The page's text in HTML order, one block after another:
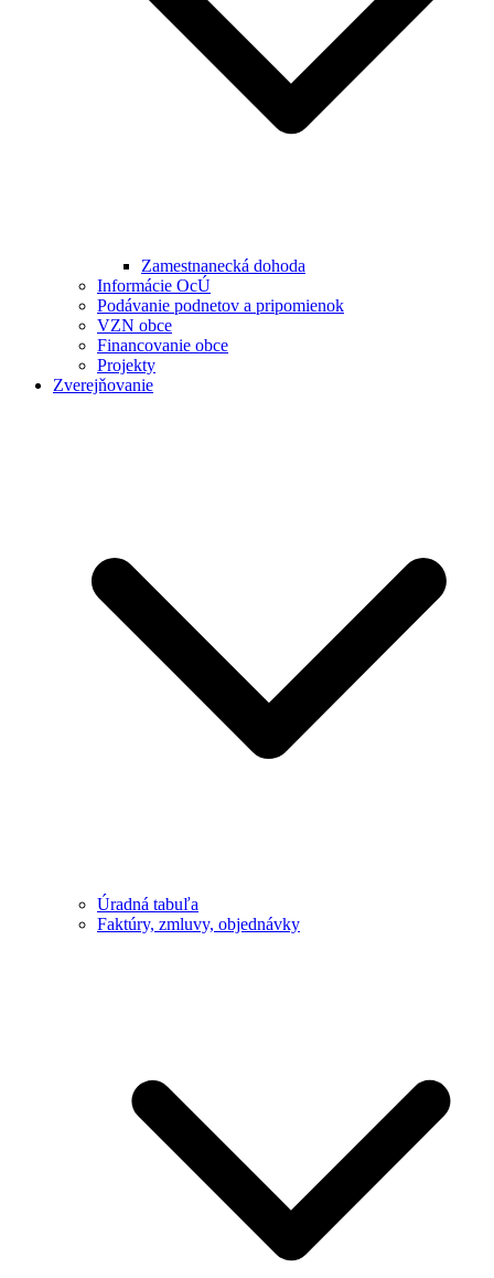
Zamestnanecká dohoda
Informácie OcÚ
Podávanie podnetov a pripomienok
VZN obce
Financovanie obce
Projekty
Zverejňovanie
Úradná tabuľa
Faktúry, zmluvy, objednávky